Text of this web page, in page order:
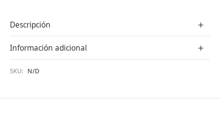
Descripción
Información adicional
SKU: N/D